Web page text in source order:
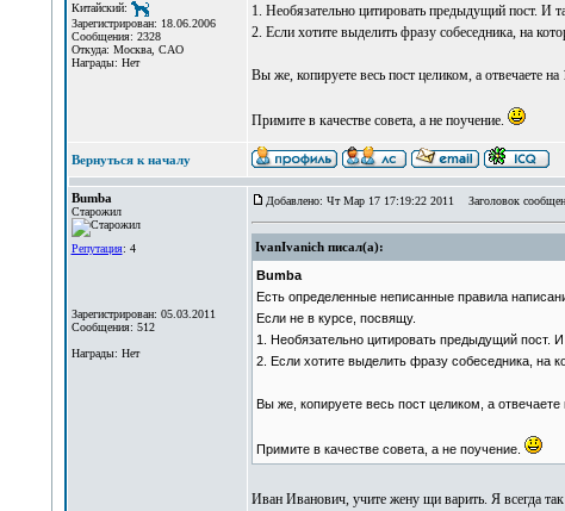
Китайский:
Зарегистрирован: 18.06.2006
Сообщения: 2328
Откуда: Москва, САО
Награды: Нет
1. Необязательно цитировать предыдущий пост. И
2. Если хотите выделить фразу собеседника, на
Вы же, копируете весь пост целиком, а отвечаете
Примите в качестве совета, а не поучение.
Вернуться к началу
Bumba
Старожил
Репутация: 4
Зарегистрирован: 05.03.2011
Сообщения: 512
Награды: Нет
Добавлено: Чт Мар 17 17:19:22 2011 Заголовок
IvanIvanich писал(а):
Bumba
Есть определенные неписанные правила
Если не в курсе, посвящу.
1. Необязательно цитировать предыдущий пост.
2. Если хотите выделить фразу собеседника, на
Вы же, копируете весь пост целиком, а
Примите в качестве совета, а не поучение.
Иван Иванович, учите жену щи варить. Я всегда